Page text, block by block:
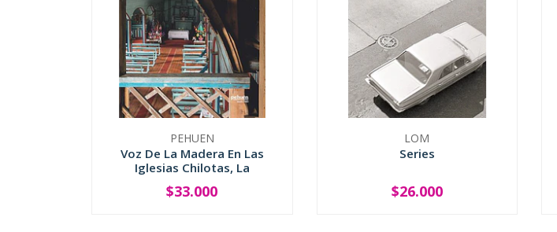
PEHUEN
Voz De La Madera En Las
Iglesias Chilotas, La
+
$33.000
LOM
Series
+
$26.000